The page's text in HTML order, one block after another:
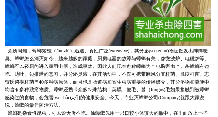
众所周知，蟑螂繁殖（fán zhí）迅速、食性广泛(extensive)，其分泌(secretion)物还散发出阵阵恶
臭。蟑螂怎么消灭如今，越来越多的家庭，厨房电器的故障与蟑螂有关，像微波炉、电磁炉等。
蟑螂可以轻易的进入家用电器，造成事故。因此人们现在也称蟑螂为 “ 电脑害虫 ” 。杀蟑螂有边
吃、边吐、边排泄的恶习，并分泌臭液，在其活动中，不仅可携带麻风分支杆菌、鼠疫杆菌、志
贺氏痢疾杆菌等40多种病原体，而且也是肠道病和寄生虫病重要的传播媒介，其分泌物和粪便中
均含有多种致癌物质。蟑螂还携带众多特殊结构：荚膜、鞭毛、菌（fungus)毛如果接触到被蟑螂
感染过的食物，会危害(wēi hài)人们的健康安全。今天，专业灭蟑螂公司(Company)就跟大家说
说，蟑螂的最佳防治方法。
蟑螂是杂食性昆虫，可以说无所不吃。除蟑螂先用一只口较小体较大的瓶中，在里面放上一些